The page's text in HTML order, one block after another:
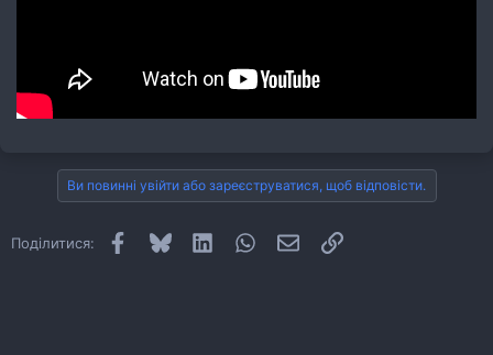
Ви повинні увійти або зареєструватися, щоб відповісти.
Поділитися: FacebookBluesky LinkedInWhatsApp
E-mailПосилання